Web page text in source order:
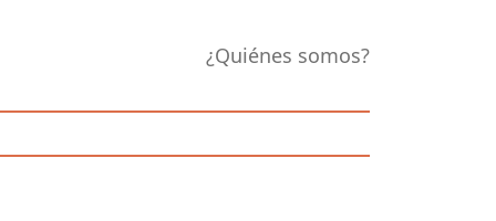
¿Quiénes somos?